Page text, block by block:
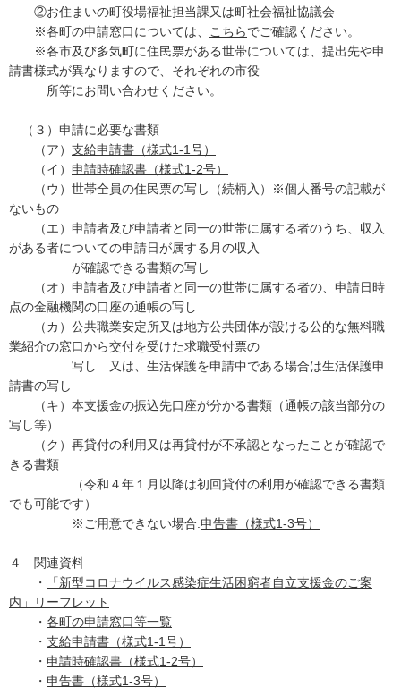
②お住まいの町役場福祉担当課又は町社会福祉協議会
※各町の申請窓口については、
こちらでご確認ください。
※各市及び多気町に住民票がある世帯については、提出先や申
請書様式が異なりますので、それぞれの市役
所等にお問い合わせください。
（３）申請に必要な書類
（ア） 支給申請書（様式1-1号）
（イ） 申請時確認書（様式1-2号）
（ウ）世帯全員の住民票の写し（続柄入）※個人番号の記載が
ないもの
（エ）申請者及び申請者と同一の世帯に属する者のうち、収入
がある者についての申請日が属する月の収入
が確認できる書類の写し
（オ）申請者及び申請者と同一の世帯に属する者の、申請日時
点の金融機関の口座の通帳の写し
（カ）公共職業安定所又は地方公共団体が設ける公的な無料職
業紹介の窓口から交付を受けた求職受付票の
写し 又は、生活保護を申請中である場合は生活保護申
請書の写し
（キ）本支援金の振込先口座が分かる書類（通帳の該当部分の
写し等）
（ク）再貸付の利用又は再貸付が不承認となったことが確認で
きる書類
（令和４年１月以降は初回貸付の利用が確認できる書類
でも可能です）
※ご用意できない場合:申告書（様式1-3号）
４ 関連資料
・
「新型コロナウイルス感染症生活困窮者自立支援金のご案
内」リーフレット
・ 各町の申請窓口等一覧
・ 支給申請書（様式1-1号）
・ 申請時確認書（様式1-2号）
・ 申告書（様式1-3号）